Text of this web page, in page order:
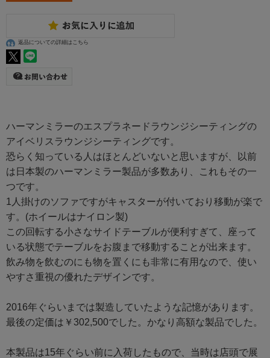
返品についての詳細はこちら
ハーマンミラーのエスプラネードラウンジシーティングの
アイベリスラウンジシーティングです。
恐らく知っている人はほとんどいないと思いますが、以前
は日本製のハーマンミラー製品が多数あり、これもその一
つです。
1人掛けのソファですがキャスターが付いており移動が楽で
す。(ホイールはナイロン製)
この回転する小さなサイドテーブルが便利すぎて、座って
いる状態でテーブルをお腹まで移動することが出来ます。
飲み物を飲むのにも物を置くにも非常に有用なので、使い
やすさ重視の優れたデザインです。
2016年ぐらいまでは製造していたような記憶があります。
最後の定価は￥302,500でした。かなり高額な製品でした。
本製品は15年ぐらい前に入荷したもので、当時は店頭で展